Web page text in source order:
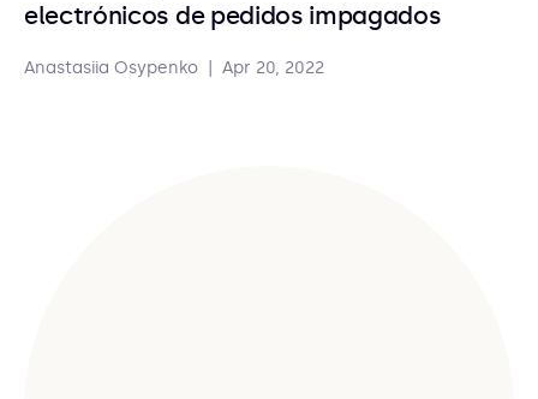
electrónicos de pedidos impagados
Anastasiia Osypenko Apr 20, 2022